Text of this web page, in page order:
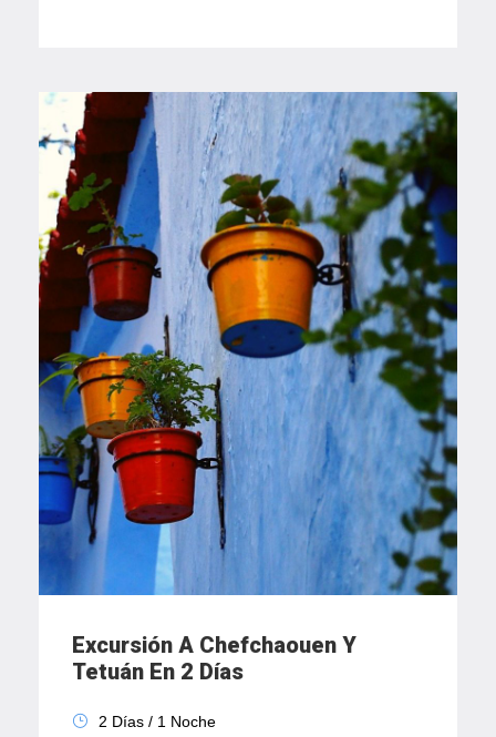
Excursión A Chefchaouen Y
Tetuán En 2 Días
2 Días / 1 Noche